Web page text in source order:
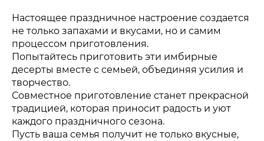
Настоящее праздничное настроение создается
не только запахами и вкусами, но и самим
процессом приготовления.
Попытайтесь приготовить эти имбирные
десерты вместе с семьей, объединяя усилия и
творчество.
Совместное приготовление станет прекрасной
традицией, которая приносит радость и уют
каждого праздничного сезона.
Пусть ваша семья получит не только вкусные,